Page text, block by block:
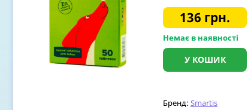
136 грн.
Немає в наявності
У КОШИК
Бренд: Smartis